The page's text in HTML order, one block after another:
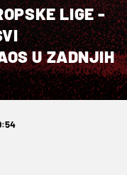
LIGE -
U ZADNJIH